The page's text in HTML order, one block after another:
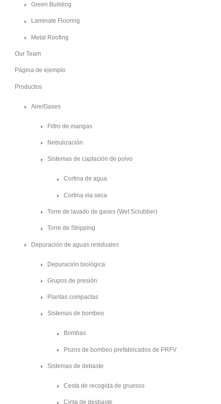
Green Building
Laminate Flooring
Metal Roofing
Our Team
Página de ejemplo
Productos
Aire/Gases
Filtro de mangas
Nebulización
Sistemas de captación de polvo
Cortina de agua
Cortina via seca
Torre de lavado de gases (Wet Scrubber)
Torre de Stripping
Depuración de aguas residuales
Depuración biológica
Grupos de presión
Plantas compactas
Sistemas de bombeo
Bombas
Pozos de bombeo prefabricados de PRFV
Sistemas de debaste
Cesta de recogida de gruesos
Cinta de desbaste